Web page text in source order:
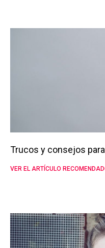
Trucos y consejos
VER EL ARTÍCULO